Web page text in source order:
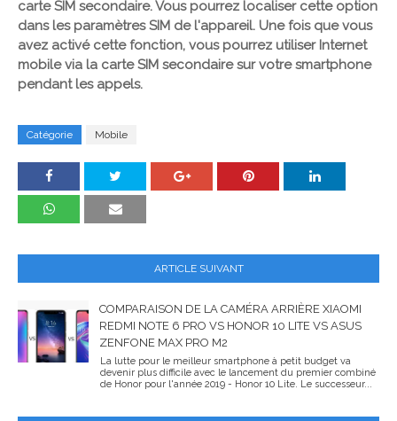
carte SIM secondaire. Vous pourrez localiser cette option
dans les paramètres SIM de l'appareil. Une fois que vous
avez activé cette fonction, vous pourrez utiliser Internet
mobile via la carte SIM secondaire sur votre smartphone
pendant les appels.
Catégorie Mobile
ARTICLE SUIVANT
COMPARAISON DE LA CAMÉRA ARRIÈRE XIAOMI
REDMI NOTE 6 PRO VS HONOR 10 LITE VS ASUS
ZENFONE MAX PRO M2
La lutte pour le meilleur smartphone à petit budget va
devenir plus difficile avec le lancement du premier combiné
de Honor pour l'année 2019 - Honor 10 Lite. Le successeur...